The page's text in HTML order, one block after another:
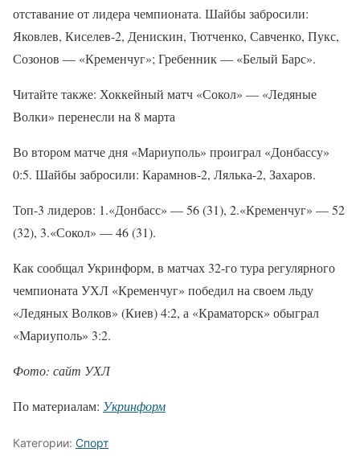
отставание от лидера чемпионата. Шайбы забросили:
Яковлев, Киселев-2, Денискин, Тютченко, Савченко, Пукс,
Созонов — «Кременчуг»; Гребенник — «Белый Барс».
Читайте также: Хоккейный матч «Сокол» — «Ледяные
Волки» перенесли на 8 марта
Во втором матче дня «Мариуполь» проиграл «Донбассу»
0:5. Шайбы забросили: Карамнов-2, Лялька-2, Захаров.
Топ-3 лидеров: 1.«Донбасс» — 56 (31), 2.«Кременчуг» — 52
(32), 3.«Сокол» — 46 (31).
Как сообщал Укринформ, в матчах 32-го тура регулярного
чемпионата УХЛ «Кременчуг» победил на своем льду
«Ледяных Волков» (Киев) 4:2, а «Краматорск» обыграл
«Мариуполь» 3:2.
Фото: сайт УХЛ
По материалам: Укринформ
Категории: Спорт